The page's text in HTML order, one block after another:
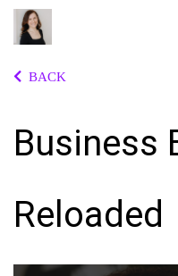
BACK
Business
Reloaded